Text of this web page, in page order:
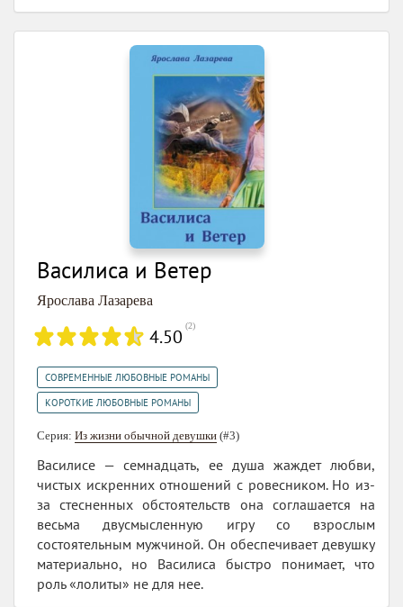
Василиса и Ветер
Ярослава Лазарева
4.50 (2)
СОВРЕМЕННЫЕ ЛЮБОВНЫЕ РОМАНЫ
КОРОТКИЕ ЛЮБОВНЫЕ РОМАНЫ
Серия: Из жизни обычной девушки (#3)
Василисе — семнадцать, ее душа жаждет любви,
чистых искренних отношений с ровесником. Но из-
за стесненных обстоятельств она соглашается на
весьма двусмысленную игру со взрослым
состоятельным мужчиной. Он обеспечивает девушку
материально, но Василиса быстро понимает, что
роль «лолиты» не для нее.